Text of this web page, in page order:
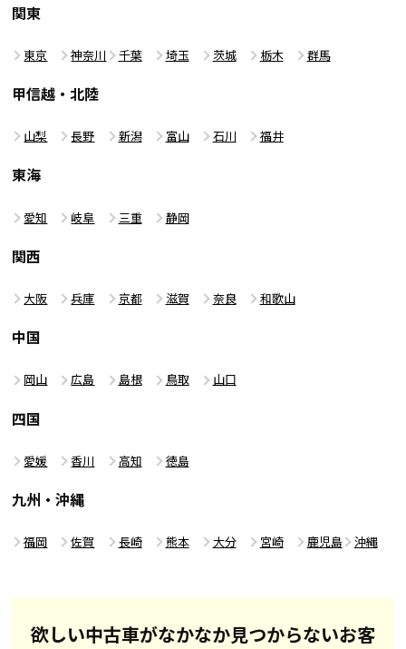
関東
東京 神奈川 千葉 埼玉 茨城 栃木 群馬
甲信越・北陸
山梨 長野 新潟 富山 石川 福井
東海
愛知 岐阜 三重 静岡
関西
大阪 兵庫 京都 滋賀 奈良 和歌山
中国
岡山 広島 島根 鳥取 山口
四国
愛媛 香川 高知 徳島
九州・沖縄
福岡 佐賀 長崎 熊本 大分 宮崎 鹿児島 沖縄
欲しい中古車がなかなか見つからないお客